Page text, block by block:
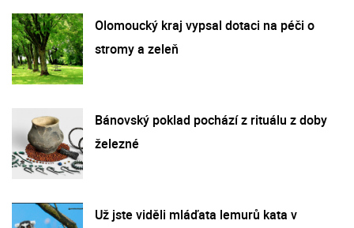
Olomoucký kraj vypsal dotaci na péči o
stromy a zeleň
Bánovský poklad pochází z rituálu z doby
železné
Už jste viděli mláďata lemurů kata v